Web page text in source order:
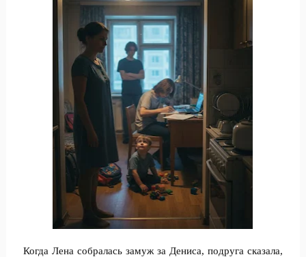
Когда Лена собралась замуж за Дениса, подруга сказала,